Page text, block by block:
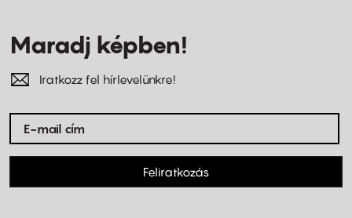
Maradj képben!
Iratkozz fel hírlevelünkre!
Feliratkozás